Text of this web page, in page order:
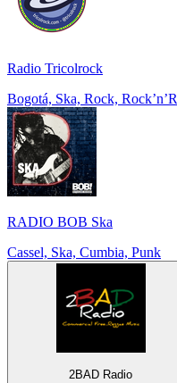
Radio Tricolrock
Bogotá, Ska, Rock,
RADIO BOB Ska
Cassel, Ska, Cumbia, Punk
2BAD Radio